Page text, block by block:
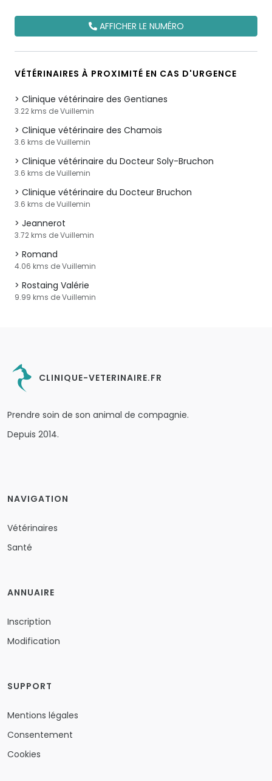
AFFICHER LE NUMÉRO
VÉTÉRINAIRES À PROXIMITÉ EN CAS D'URGENCE
Clinique vétérinaire des Gentianes
3.22 kms de Vuillemin
Clinique vétérinaire des Chamois
3.6 kms de Vuillemin
Clinique vétérinaire du Docteur Soly-Bruchon
3.6 kms de Vuillemin
Clinique vétérinaire du Docteur Bruchon
3.6 kms de Vuillemin
Jeannerot
3.72 kms de Vuillemin
Romand
4.06 kms de Vuillemin
Rostaing Valérie
9.99 kms de Vuillemin
CLINIQUE-VETERINAIRE.FR
Prendre soin de son animal de compagnie.
Depuis 2014.
NAVIGATION
Vétérinaires
Santé
ANNUAIRE
Inscription
Modification
SUPPORT
Mentions légales
Consentement
Cookies